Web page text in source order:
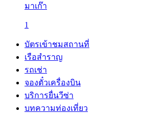
มาเก๊า
1
บัตรเข้าชมสถานที่
เรือสำราญ
รถเช่า
จองตั๋วเครื่องบิน
บริการยื่นวีซ่า
บทความท่องเที่ยว